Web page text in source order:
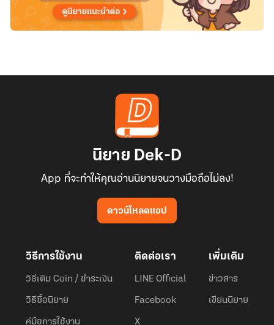
นิยาย Dek-D
App ที่จะทำให้คุณอ่านนิยายจนวางมือถือไม่ลง!
ดาวน์โหลดแอป
วิธีการใช้งาน
วิธีเติม Coin / ชำระเงิน
วิธีซื้อนิยาย
คู่มือการใช้งาน
ติดต่อเรา
LINE Official
Facebook
X
เพิ่มเติม
ข่าวสาร
เขียนนิยาย